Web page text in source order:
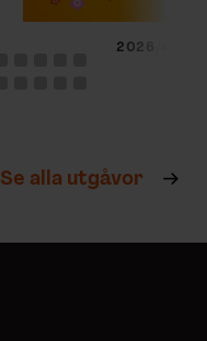
2026/4
Se alla utgåvor